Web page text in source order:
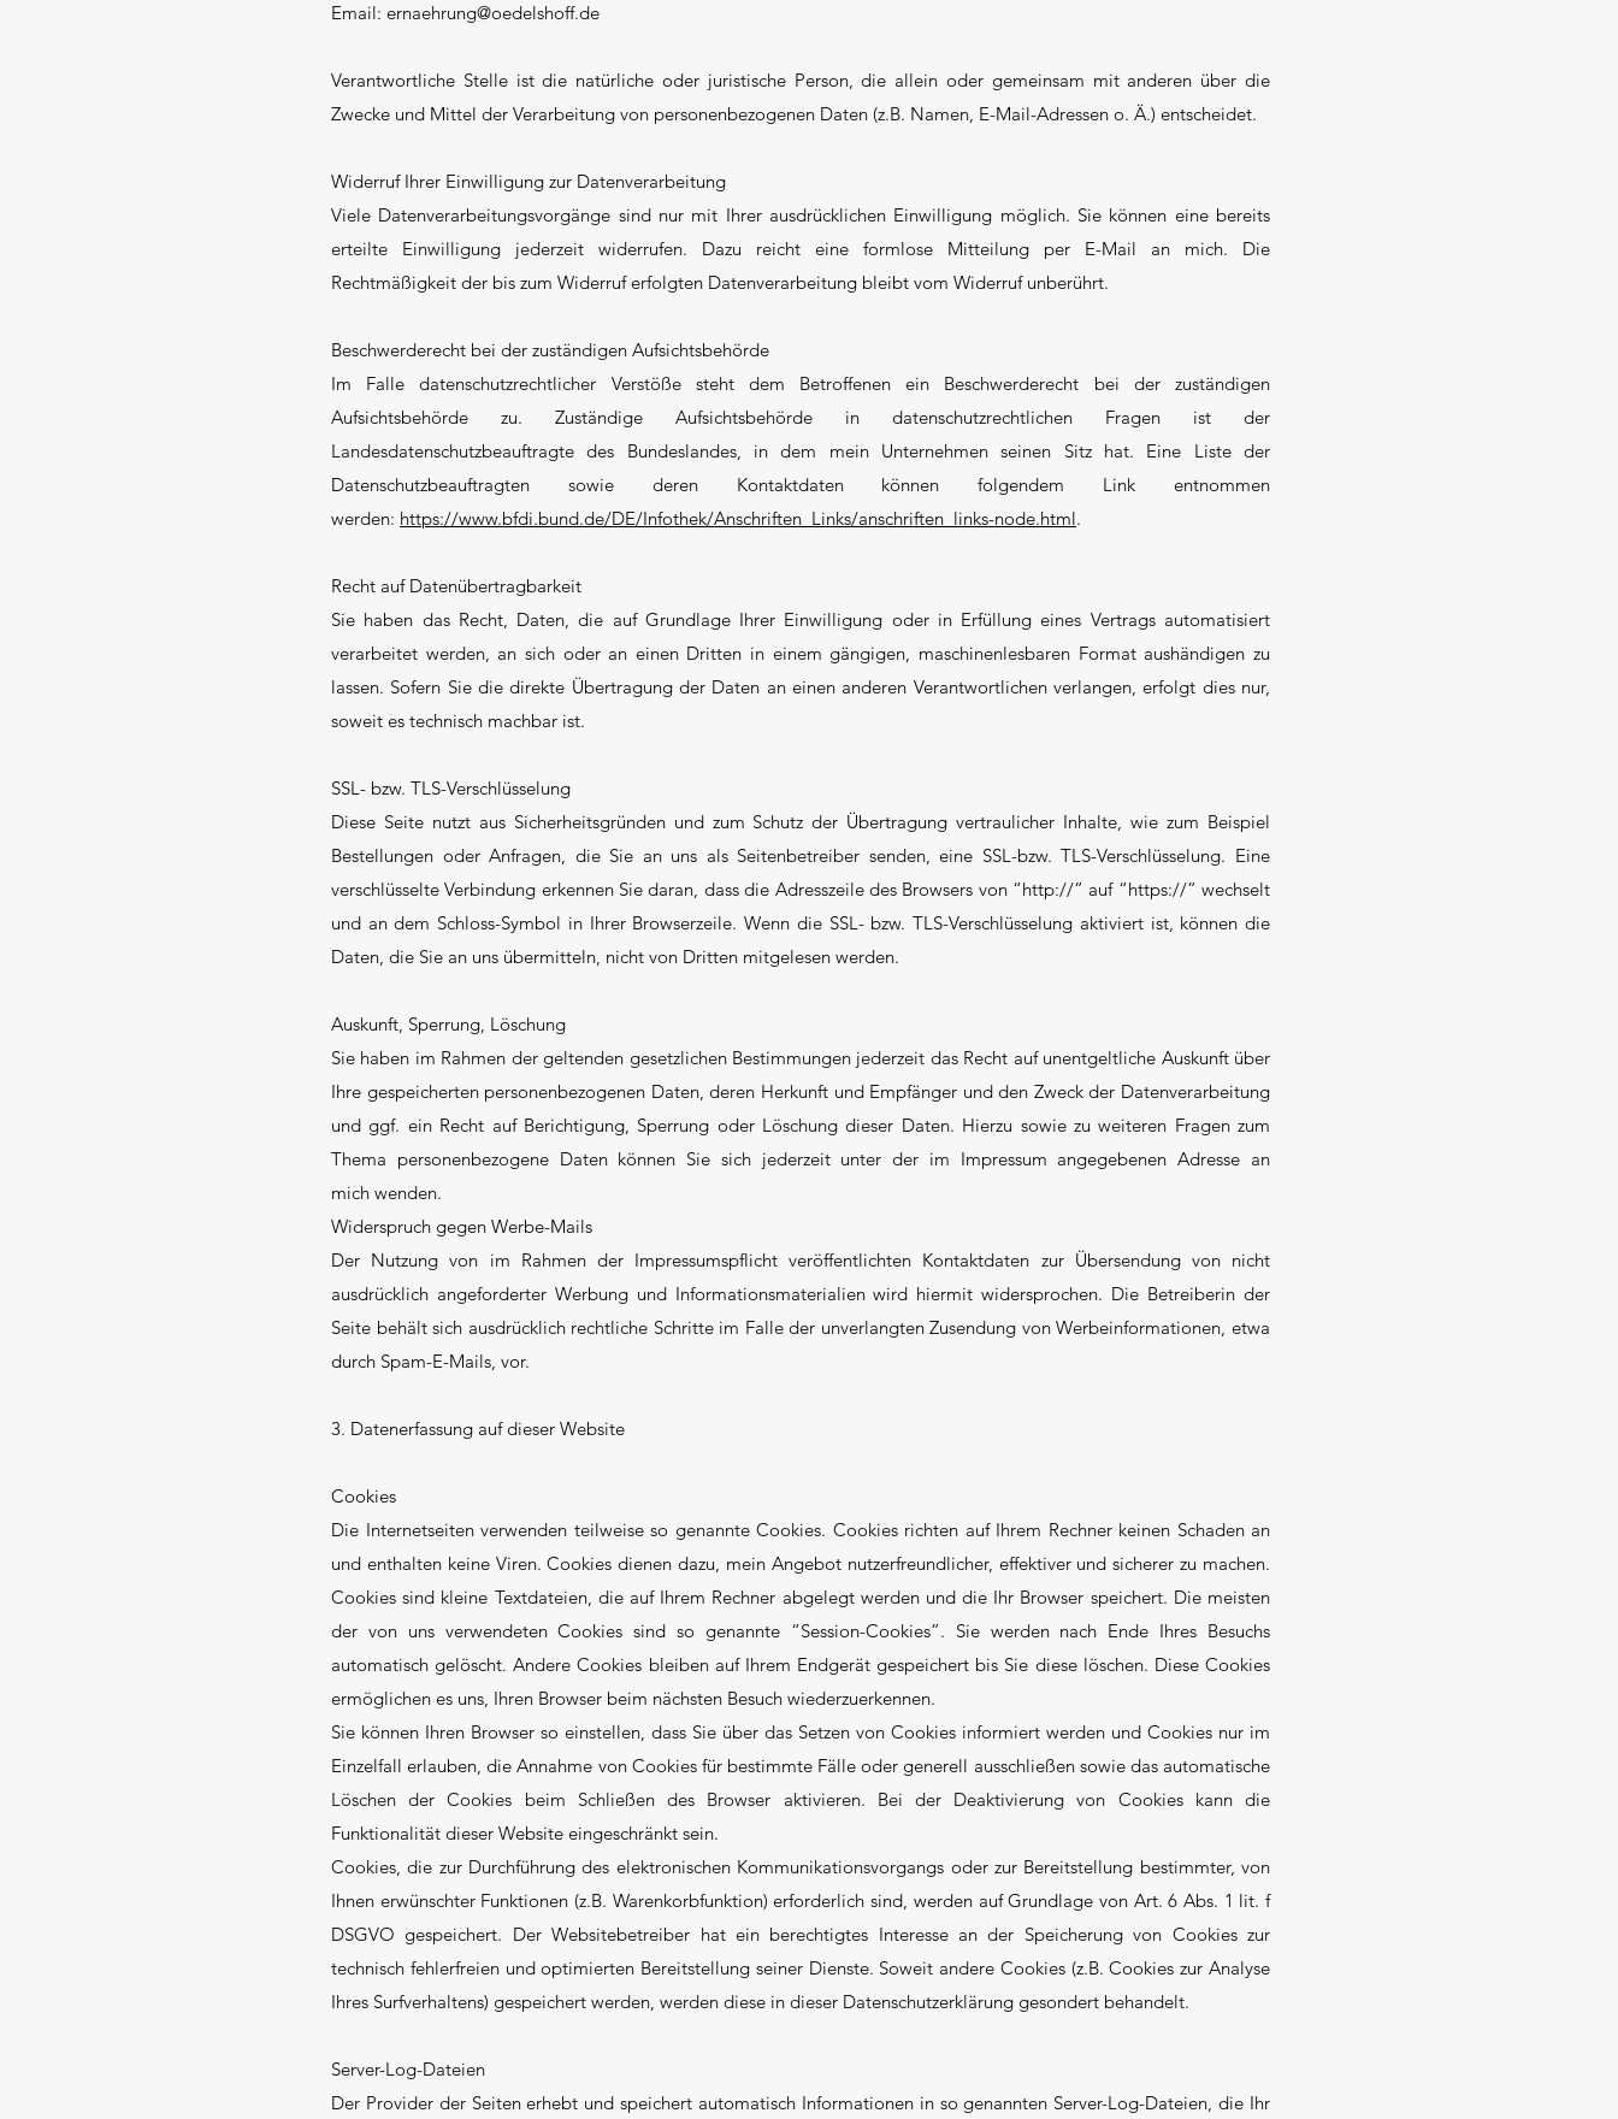
Email: ernaehrung@oedelshoff.de
Verantwortliche Stelle ist die natürliche oder juristische Person, die allein oder gemeinsam mit anderen über die
Zwecke und Mittel der Verarbeitung von personenbezogenen Daten (z.B. Namen, E-Mail-Adressen o. Ä.) entscheidet.
Widerruf Ihrer Einwilligung zur Datenverarbeitung
Viele Datenverarbeitungsvorgänge sind nur mit Ihrer ausdrücklichen Einwilligung möglich. Sie können eine bereits
erteilte Einwilligung jederzeit widerrufen. Dazu reicht eine formlose Mitteilung per E-Mail an mich. Die
Rechtmäßigkeit der bis zum Widerruf erfolgten Datenverarbeitung bleibt vom Widerruf unberührt.
Beschwerderecht bei der zuständigen Aufsichtsbehörde
Im Falle datenschutzrechtlicher Verstöße steht dem Betroffenen ein Beschwerderecht bei der zuständigen
Aufsichtsbehörde zu. Zuständige Aufsichtsbehörde in datenschutzrechtlichen Fragen ist der
Landesdatenschutzbeauftragte des Bundeslandes, in dem mein Unternehmen seinen Sitz hat. Eine Liste der
Datenschutzbeauftragten sowie deren Kontaktdaten können folgendem Link entnommen
werden: https://www.bfdi.bund.de/DE/Infothek/Anschriften_Links/anschriften_links-node.html.
Recht auf Datenübertragbarkeit
Sie haben das Recht, Daten, die auf Grundlage Ihrer Einwilligung oder in Erfüllung eines Vertrags automatisiert
verarbeitet werden, an sich oder an einen Dritten in einem gängigen, maschinenlesbaren Format aushändigen zu
lassen. Sofern Sie die direkte Übertragung der Daten an einen anderen Verantwortlichen verlangen, erfolgt dies nur,
soweit es technisch machbar ist.
SSL- bzw. TLS-Verschlüsselung
Diese Seite nutzt aus Sicherheitsgründen und zum Schutz der Übertragung vertraulicher Inhalte, wie zum Beispiel
Bestellungen oder Anfragen, die Sie an uns als Seitenbetreiber senden, eine SSL-bzw. TLS-Verschlüsselung. Eine
verschlüsselte Verbindung erkennen Sie daran, dass die Adresszeile des Browsers von “http://” auf “https://” wechselt
und an dem Schloss-Symbol in Ihrer Browserzeile. Wenn die SSL- bzw. TLS-Verschlüsselung aktiviert ist, können die
Daten, die Sie an uns übermitteln, nicht von Dritten mitgelesen werden.
Auskunft, Sperrung, Löschung
Sie haben im Rahmen der geltenden gesetzlichen Bestimmungen jederzeit das Recht auf unentgeltliche Auskunft über
Ihre gespeicherten personenbezogenen Daten, deren Herkunft und Empfänger und den Zweck der Datenverarbeitung
und ggf. ein Recht auf Berichtigung, Sperrung oder Löschung dieser Daten. Hierzu sowie zu weiteren Fragen zum
Thema personenbezogene Daten können Sie sich jederzeit unter der im Impressum angegebenen Adresse an
mich wenden.
Widerspruch gegen Werbe-Mails
Der Nutzung von im Rahmen der Impressumspflicht veröffentlichten Kontaktdaten zur Übersendung von nicht
ausdrücklich angeforderter Werbung und Informationsmaterialien wird hiermit widersprochen. Die Betreiberin der
Seite behält sich ausdrücklich rechtliche Schritte im Falle der unverlangten Zusendung von Werbeinformationen, etwa
durch Spam-E-Mails, vor.
3. Datenerfassung auf dieser Website
Cookies
Die Internetseiten verwenden teilweise so genannte Cookies. Cookies richten auf Ihrem Rechner keinen Schaden an
und enthalten keine Viren. Cookies dienen dazu, mein Angebot nutzerfreundlicher, effektiver und sicherer zu machen.
Cookies sind kleine Textdateien, die auf Ihrem Rechner abgelegt werden und die Ihr Browser speichert. Die meisten
der von uns verwendeten Cookies sind so genannte “Session-Cookies”. Sie werden nach Ende Ihres Besuchs
automatisch gelöscht. Andere Cookies bleiben auf Ihrem Endgerät gespeichert bis Sie diese löschen. Diese Cookies
ermöglichen es uns, Ihren Browser beim nächsten Besuch wiederzuerkennen.
Sie können Ihren Browser so einstellen, dass Sie über das Setzen von Cookies informiert werden und Cookies nur im
Einzelfall erlauben, die Annahme von Cookies für bestimmte Fälle oder generell ausschließen sowie das automatische
Löschen der Cookies beim Schließen des Browser aktivieren. Bei der Deaktivierung von Cookies kann die
Funktionalität dieser Website eingeschränkt sein.
Cookies, die zur Durchführung des elektronischen Kommunikationsvorgangs oder zur Bereitstellung bestimmter, von
Ihnen erwünschter Funktionen (z.B. Warenkorbfunktion) erforderlich sind, werden auf Grundlage von Art. 6 Abs. 1 lit. f
DSGVO gespeichert. Der Websitebetreiber hat ein berechtigtes Interesse an der Speicherung von Cookies zur
technisch fehlerfreien und optimierten Bereitstellung seiner Dienste. Soweit andere Cookies (z.B. Cookies zur Analyse
Ihres Surfverhaltens) gespeichert werden, werden diese in dieser Datenschutzerklärung gesondert behandelt.
Server-Log-Dateien
Der Provider der Seiten erhebt und speichert automatisch Informationen in so genannten Server-Log-Dateien, die Ihr